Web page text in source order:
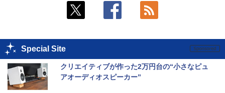
Special Site
クリエイティブが作った2万円台の“小さなピュ
アオーディオスピーカー”